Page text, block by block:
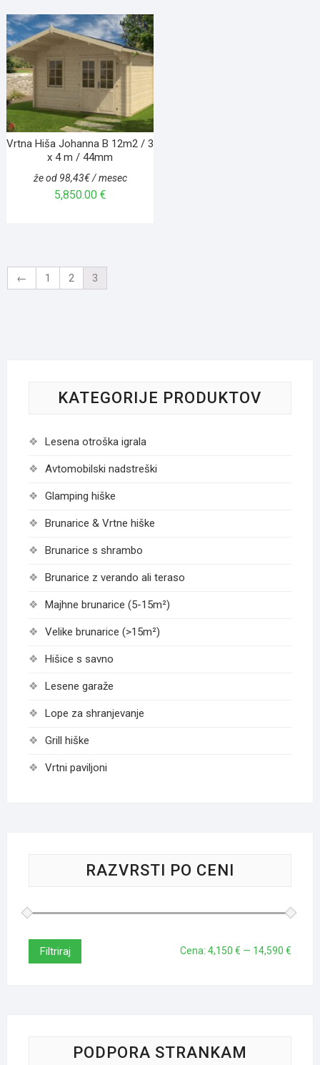
Vrtna Hiša Johanna B 12m2 / 3
x 4 m / 44mm
že od 98,43€ / mesec
5,850.00 €
← 1 2 3
KATEGORIJE PRODUKTOV
Lesena otroška igrala
Avtomobilski nadstreški
Glamping hiške
Brunarice & Vrtne hiške
Brunarice s shrambo
Brunarice z verando ali teraso
Majhne brunarice (5-15m²)
Velike brunarice (>15m²)
Hišice s savno
Lesene garaže
Lope za shranjevanje
Grill hiške
Vrtni paviljoni
RAZVRSTI PO CENI
Filtriraj Cena:4,150 € — 14,590 €
PODPORA STRANKAM